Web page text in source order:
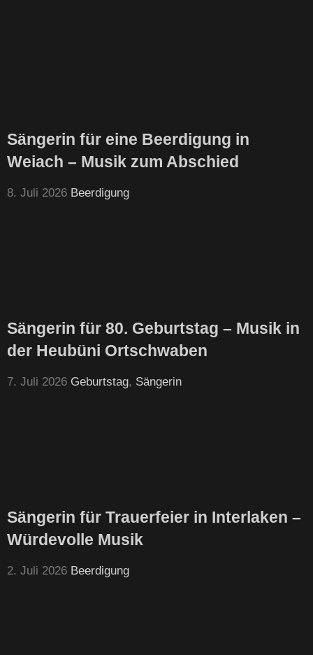
Sängerin für eine Beerdigung in
Weiach – Musik zum Abschied
8. Juli 2026 Beerdigung
Sängerin für 80. Geburtstag – Musik in
der Heubüni Ortschwaben
7. Juli 2026 Geburtstag, Sängerin
Sängerin für Trauerfeier in Interlaken –
Würdevolle Musik
2. Juli 2026 Beerdigung